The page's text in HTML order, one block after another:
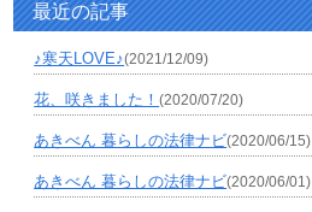
最近の記事
♪寒天LOVE♪(2021/12/09)
花、咲きました！(2020/07/20)
あきべん 暮らしの法律ナビ(2020/06/15)
あきべん 暮らしの法律ナビ(2020/06/01)